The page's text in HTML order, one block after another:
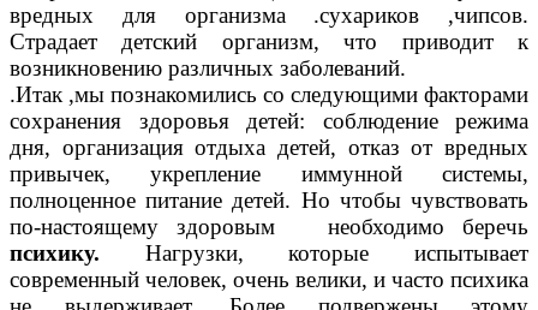
вредных для организма .сухариков ,чипсов.
Страдает детский организм, что приводит к
возникновению различных заболеваний.
.Итак ,мы познакомились со следующими факторами
сохранения здоровья детей: соблюдение режима
дня, организация отдыха детей, отказ от вредных
привычек, укрепление иммунной системы,
полноценное питание детей. Но чтобы чувствовать
по-настоящему здоровым необходимо беречь
психику. Нагрузки, которые испытывает
современный человек, очень велики, и часто психика